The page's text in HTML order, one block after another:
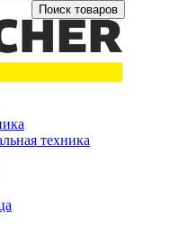
Поиск товаров
техника